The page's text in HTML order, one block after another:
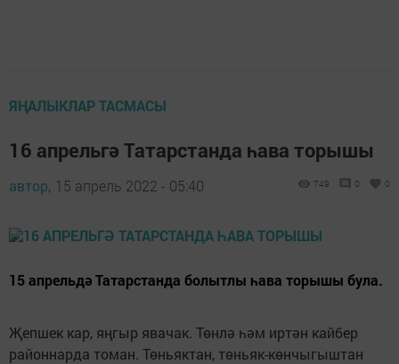
ЯҢАЛЫКЛАР ТАСМАСЫ
16 апрельгә Татарстанда һава торышы
автор, 15 апрель 2022 - 05:40 749 0 0
15 апрельдә Татарстанда болытлы һава торышы була.
Җепшек кар, яңгыр явачак. Төнлә һәм иртән кайбер
районнарда томан. Төньяктан, төньяк-көнчыгыштан